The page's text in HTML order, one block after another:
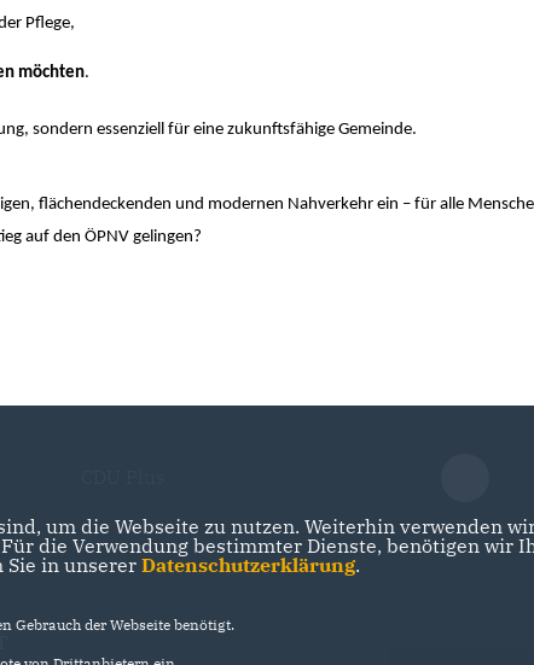
Pflege,
möchten.
sondern essenziell für eine zukunftsfähige Gemeinde.
flächendeckenden und modernen Nahverkehr ein – für alle
auf den ÖPNV gelingen?
um die Webseite zu nutzen. Weiterhin verwenden
die Verwendung bestimmter Dienste, benötigen wir
in unserer Datenschutzerklärung.
Gebrauch der Webseite benötigt.